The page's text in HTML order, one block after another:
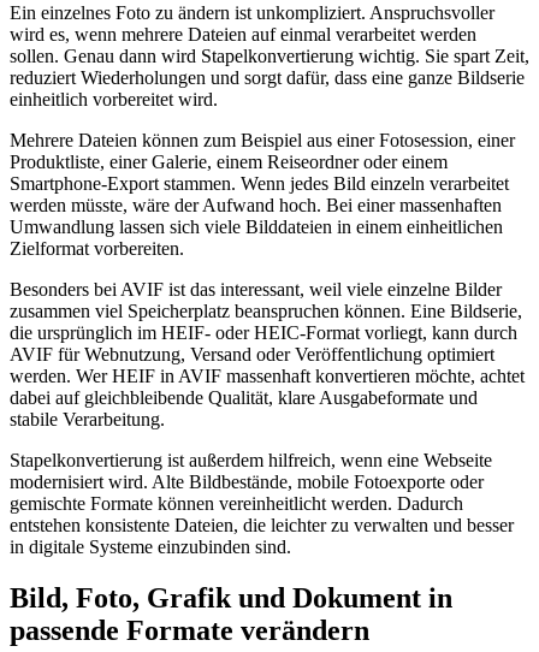
Ein einzelnes Foto zu ändern ist unkompliziert. Anspruchsvoller
wird es, wenn mehrere Dateien auf einmal verarbeitet werden
sollen. Genau dann wird Stapelkonvertierung wichtig. Sie spart Zeit,
reduziert Wiederholungen und sorgt dafür, dass eine ganze Bildserie
einheitlich vorbereitet wird.
Mehrere Dateien können zum Beispiel aus einer Fotosession, einer
Produktliste, einer Galerie, einem Reiseordner oder einem
Smartphone-Export stammen. Wenn jedes Bild einzeln verarbeitet
werden müsste, wäre der Aufwand hoch. Bei einer massenhaften
Umwandlung lassen sich viele Bilddateien in einem einheitlichen
Zielformat vorbereiten.
Besonders bei AVIF ist das interessant, weil viele einzelne Bilder
zusammen viel Speicherplatz beanspruchen können. Eine Bildserie,
die ursprünglich im HEIF- oder HEIC-Format vorliegt, kann durch
AVIF für Webnutzung, Versand oder Veröffentlichung optimiert
werden. Wer HEIF in AVIF massenhaft konvertieren möchte, achtet
dabei auf gleichbleibende Qualität, klare Ausgabeformate und
stabile Verarbeitung.
Stapelkonvertierung ist außerdem hilfreich, wenn eine Webseite
modernisiert wird. Alte Bildbestände, mobile Fotoexporte oder
gemischte Formate können vereinheitlicht werden. Dadurch
entstehen konsistente Dateien, die leichter zu verwalten und besser
in digitale Systeme einzubinden sind.
Bild, Foto, Grafik und Dokument in
passende Formate verändern